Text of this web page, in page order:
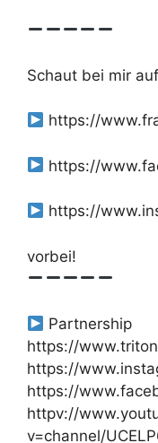
Schaut bei mir
https://
https://
https://
vorbei!
Partnership
https://
https://
https://
httpv://
v=channel/